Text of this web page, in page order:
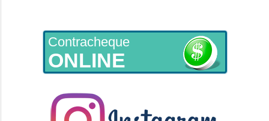
Contracheque
ONLINE